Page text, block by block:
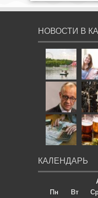
НОВОСТИ В
КАЛЕНДАРЬ
Пн
Вт